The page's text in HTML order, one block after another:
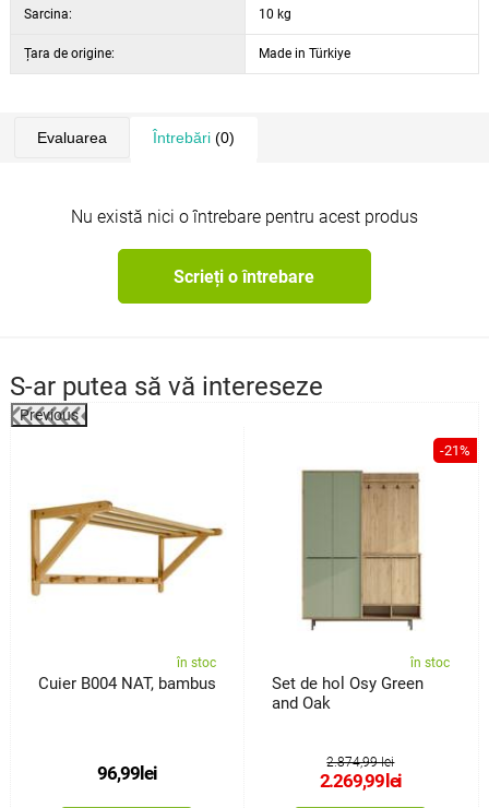
Sarcina: 10 kg
Țara de origine: Made in Türkiye
Evaluarea Întrebări(0)
Nu există nici o întrebare pentru acest produs
Scrieți o întrebare
S-ar putea să vă intereseze
Previous
în stoc
Cuier B004 NAT, bambus
96,99 lei
-21%
în stoc
Set de hol Osy Green
and Oak
2.874,99 lei
2.269,99 lei